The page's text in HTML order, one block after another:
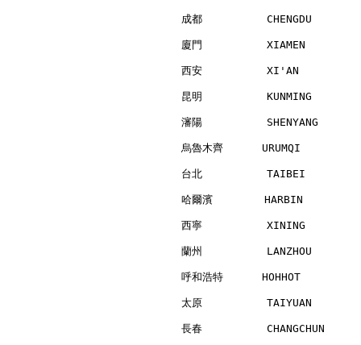
成都          CHENGDU
廈門          XIAMEN
西安          XI'AN
昆明          KUNMING
瀋陽          SHENYANG
烏魯木齊      URUMQI
台北          TAIBEI
哈爾濱        HARBIN
西寧          XINING
蘭州          LANZHOU
呼和浩特      HOHHOT
太原          TAIYUAN
長春          CHANGCHUN